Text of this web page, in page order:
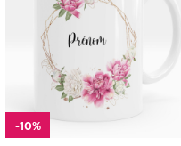
-10%